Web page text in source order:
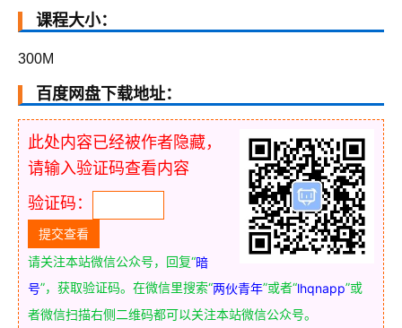
课程大小：
300M
百度网盘下载地址：
此处内容已经被作者隐藏，
请输入验证码查看内容
验证码：
请关注本站微信公众号，回复“暗
号”，获取验证码。在微信里搜索“两伙青年”或者“lhqnapp”或
者微信扫描右侧二维码都可以关注本站微信公众号。